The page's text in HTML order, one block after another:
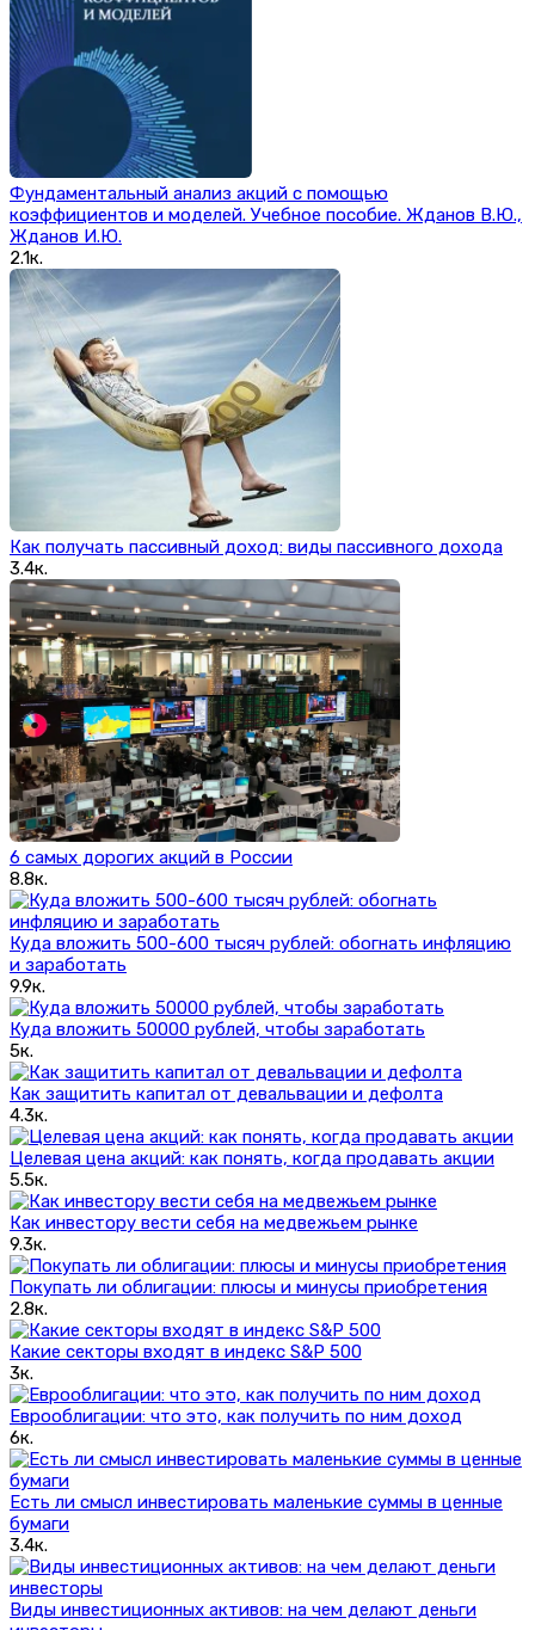
Фундаментальный анализ акций с помощью
коэффициентов и моделей. Учебное пособие. Жданов В.Ю.,
Жданов И.Ю.
2.1к.
Как получать пассивный доход: виды пассивного дохода
3.4к.
6 самых дорогих акций в России
8.8к.
Куда вложить 500-600 тысяч рублей: обогнать инфляцию
и заработать
9.9к.
Куда вложить 50000 рублей, чтобы заработать
5к.
Как защитить капитал от девальвации и дефолта
4.3к.
Целевая цена акций: как понять, когда продавать акции
5.5к.
Как инвестору вести себя на медвежьем рынке
9.3к.
Покупать ли облигации: плюсы и минусы приобретения
2.8к.
Какие секторы входят в индекс S&P 500
3к.
Еврооблигации: что это, как получить по ним доход
6к.
Есть ли смысл инвестировать маленькие суммы в ценные
бумаги
3.4к.
Виды инвестиционных активов: на чем делают деньги